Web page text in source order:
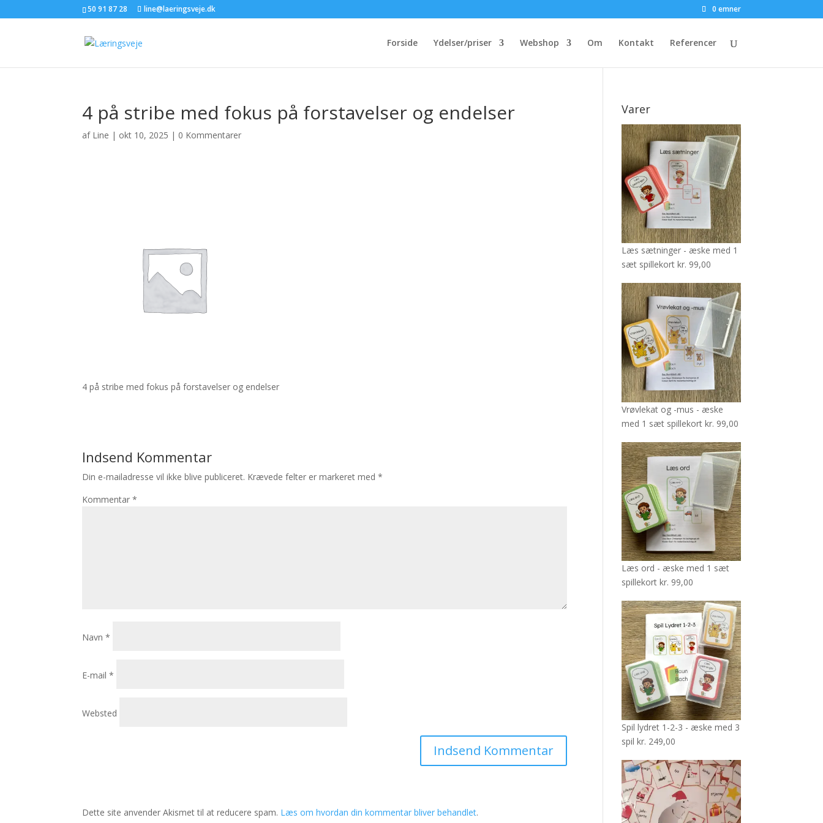
50 91 87 28 line@laeringsveje.dk 0 emner
Forside Ydelser/priser Webshop Om Kontakt Referencer
4 på stribe med fokus på forstavelser og endelser
af Line | okt 10, 2025 | 0 Kommentarer
4 på stribe med fokus på forstavelser og endelser
Indsend Kommentar
Din e-mailadresse vil ikke blive publiceret. Krævede felter er markeret med*
Kommentar*
Navn*
E-mail*
Websted
Dette site anvender Akismet til at reducere spam. Læs om hvordan din kommentar bliver behandlet.
Varer
Læs sætninger - æske med 1
sæt spillekort kr. 99,00
Vrøvlekat og -mus - æske
med 1 sæt spillekort kr. 99,00
Læs ord - æske med 1 sæt
spillekort kr. 99,00
Spil lydret 1-2-3 - æske med 3
spil kr. 249,00